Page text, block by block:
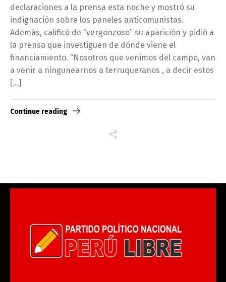
declaraciones a la prensa esta noche y mostró su
indignación sobre los paneles anticomunistas.
Además, calificó de “vergonzoso” su aparición y pidió a
la prensa que investiguen de dónde viene el
financiamiento. “Nosotros que venimos del campo, van
a venir a ningunearnos a terruqueranos , a decir estos
[…]
Continue reading